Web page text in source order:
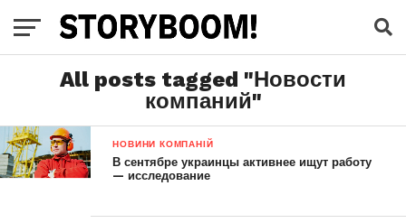
All posts tagged "Новости
компаний"
НОВИНИ КОМПАНІЙ
В сентябре украинцы активнее ищут работу
— исследование